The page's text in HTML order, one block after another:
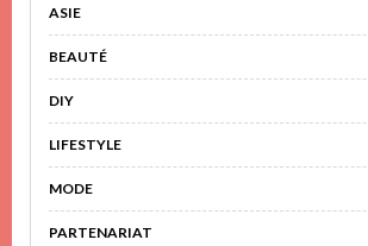
ASIE
BEAUTÉ
DIY
LIFESTYLE
MODE
PARTENARIAT